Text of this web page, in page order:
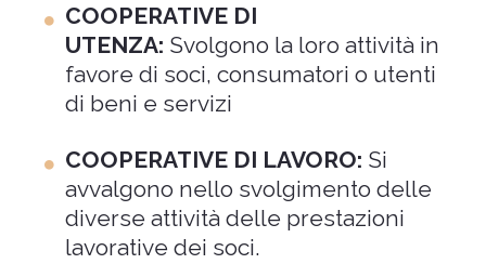
COOPERATIVE DI
UTENZA: Svolgono la loro attività in
favore di soci, consumatori o utenti
di beni e servizi
COOPERATIVE DI LAVORO: Si
avvalgono nello svolgimento delle
diverse attività delle prestazioni
lavorative dei soci.